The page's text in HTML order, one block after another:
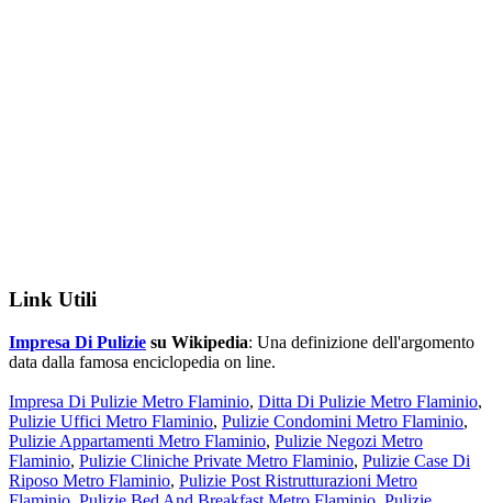
Link Utili
Impresa Di Pulizie su Wikipedia: Una definizione dell'argomento
data dalla famosa enciclopedia on line.
Impresa Di Pulizie Metro Flaminio, Ditta Di Pulizie Metro Flaminio,
Pulizie Uffici Metro Flaminio, Pulizie Condomini Metro Flaminio,
Pulizie Appartamenti Metro Flaminio, Pulizie Negozi Metro
Flaminio, Pulizie Cliniche Private Metro Flaminio, Pulizie Case Di
Riposo Metro Flaminio, Pulizie Post Ristrutturazioni Metro